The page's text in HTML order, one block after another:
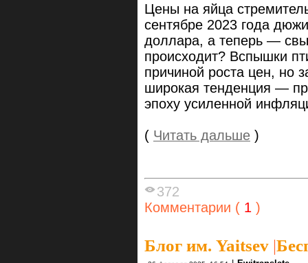
Цены на яйца
сентябре 2023 года
доллара, а теперь —
происходит? Вспышки
причиной роста цен, но
широкая тенденция —
эпоху усиленной
( Читать дальше )
372
Комментарии ( 1 )
Блог им. Yaitsev |